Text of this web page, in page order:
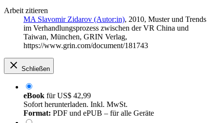
Arbeit zitieren
MA Slavomir Zidarov (Autor:in), 2010, Muster und Trends
im Verhandlungsprozess zwischen der VR China und
Taiwan, München, GRIN Verlag,
https://www.grin.com/document/181743
Schließen
eBook fürUS$ 42,99
Sofort herunterladen. Inkl. MwSt.
Format: PDF und ePUB – für alle Geräte